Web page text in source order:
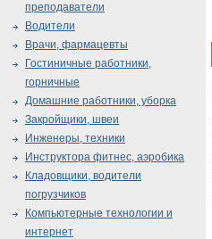
преподаватели
Водители
Врачи, фармацевты
Гостиничные работники,
горничные
Домашние работники, уборка
Закройщики, швеи
Инженеры, техники
Инструктора фитнес, аэробика
Кладовщики, водители
погрузчиков
Компьютерные технологии и
интернет